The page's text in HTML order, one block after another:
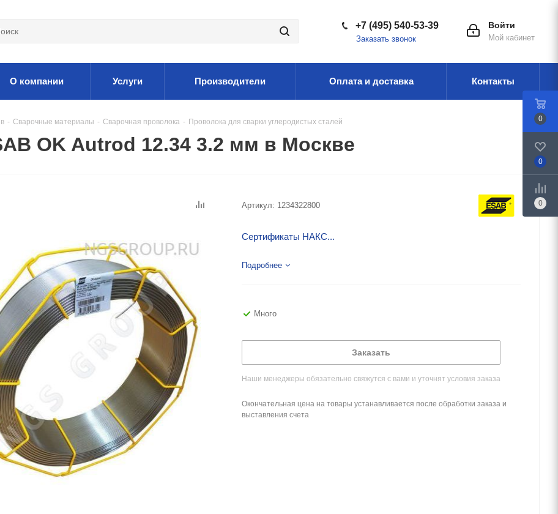
Войти
Мой кабинет
+7 (495) 540-53-39
Заказать звонок
О компании Услуги Производители Оплата и доставка Контакты
- Сварочные материалы - Сварочная проволока - Проволока для сварки углеродистых сталей
OK Autrod 12.34 3.2 мм в Москве
Артикул: 1234322800
Сертификаты НАКС...
Подробнее
Много
Заказать
Наши менеджеры обязательно свяжутся с вами и уточнят условия заказа
Окончательная цена на товары устанавливается после обработки заказа и
выставления счета
0
0
0